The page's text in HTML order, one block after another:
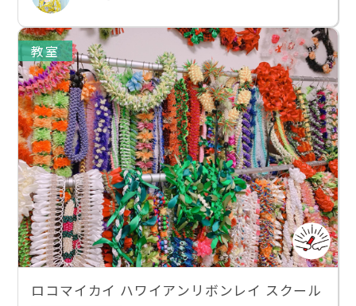
教室
ロコマイカイ ハワイアンリボンレイ スクール